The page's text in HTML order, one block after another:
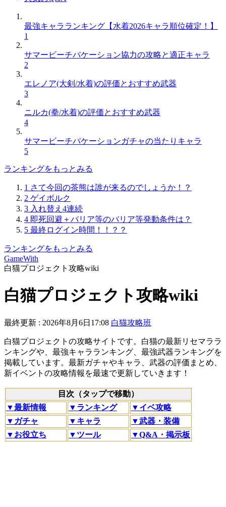
最強キャラランキング【水着2026キャラ順位確定！】
1
サマービーチバケーション協力の攻略と適正キャラ
2
エレノア(大剣/水着)の評価とおすすめ武器
3
ニルカ(拳/水着)の評価とおすすめ武器
4
サマービーチバケーションガチャの当たりキャラ
5
ランキングをもっとみる
1 さて今回の茶熊は誰が来るのでしょうか！？
2 ゲイボルク
3 入れ替え4連続
4 即死回避＋バリア等のバリア等発動条件は？
5 最終ログイン時間！！？？
ランキングをもっとみる
GameWith
白猫プロジェクト攻略wiki
白猫プロジェクト攻略wiki
最終更新 : 2026年8月6日17:08 白猫攻略班
白猫プロジェクトの攻略サイトです。白猫の最新リセマララ
ンキングや、最強キャラランキング、最強武器ランキングを
掲載しています。最新ガチャやキャラ、武器の評価まとめ、
新イベントの攻略情報を最速で更新していきます！
目次（タップで移動）
▼最新情報
▼ランキング
▼イベ攻略
▼ガチャ
▼キャラ
▼武器・装備
▼お役立ち
▼ツール ▼Q&A・掲示板